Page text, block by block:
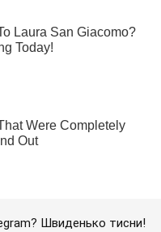
Швиденько тисни!